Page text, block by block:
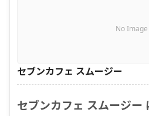
No Image
セブンカフェ スムージー
セブンカフェ スムージー